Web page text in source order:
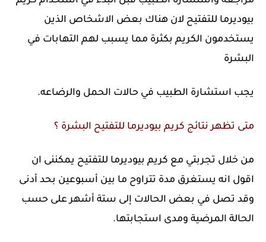
بيوديرما للتفتيح لان هناك بعض الاشخاص الذين
يستخدمون الكريم بكثرة مما يسبب لهم التهابات في
البشرة
يجب استشارة الطبيب في حالات الحمل والرضاعه.
متى تظهر نتائج كريم بيوديرما للتفتيح البشرة ؟
من خلال تجربتي مع كريم بيوديرما للتفتيح يمكننى ان
اقول انه يستغرق مدة تتراوح ما بين أسبوعين بحد أدنى
وقد تصل في بعض الحالات إلى ستة أشهر على حسب
الحالة المرضية ومدى استجابتها.